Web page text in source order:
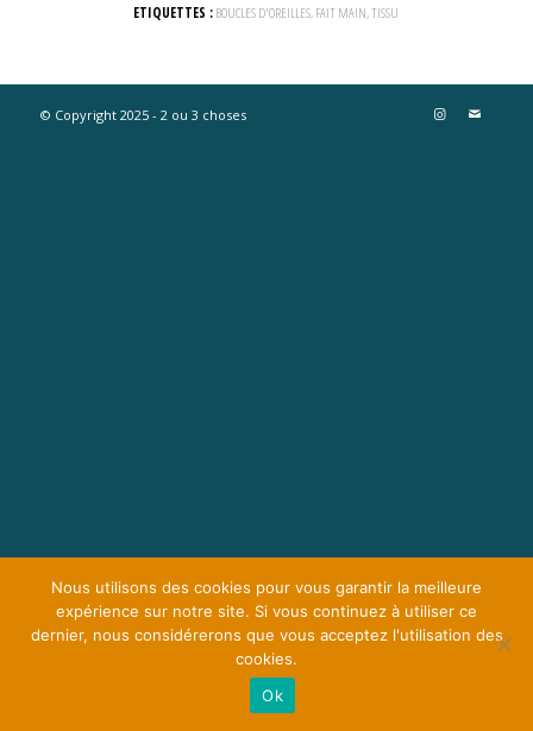
ETIQUETTES :BOUCLES D'OREILLES,FAIT MAIN,TISSU
© Copyright 2025 - 2 ou 3 choses
Nous utilisons des cookies pour vous garantir la meilleure
expérience sur notre site. Si vous continuez à utiliser ce
dernier, nous considérerons que vous acceptez l'utilisation des
cookies.
Ok